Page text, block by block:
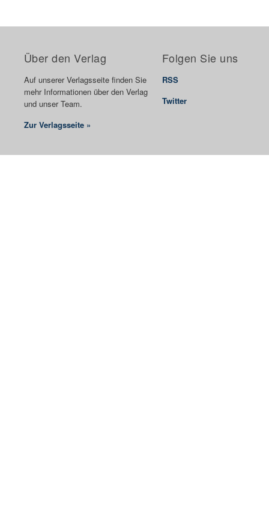
Über den Verlag
Auf unserer Verlagsseite finden Sie
mehr Informationen über den Verlag
und unser Team.
Zur Verlagsseite »
Folgen Sie uns
RSS
Twitter